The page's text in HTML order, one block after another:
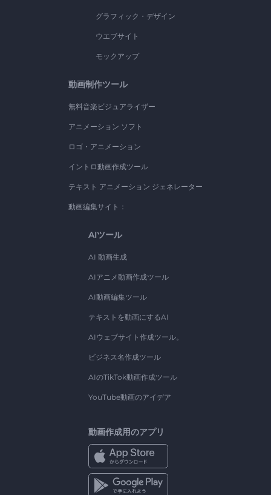
グラフィック・デザイン
ウエブサイト
モックアップ
動画制作ツール
無料音楽ビジュアライザー
アニメーション ソフト
ロゴ・アニメーション
イントロ動画作成ツール
テキスト アニメーション ジェネレーター
動画編集サイト：
AIツール
AI 動画生成
AIアニメ動画作成ツール
AI動画編集ツール
テキストを動画にするAI
AIウェブサイト作成ツール。
ビジネス名作成ツール
AIのTikTok動画作成ツール
YouTube動画のアイデア
動画作成用のアプリ